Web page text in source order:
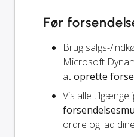
Før
Brug salgs-/
Microsoft
atoprette
Vis alle
ordre og lad